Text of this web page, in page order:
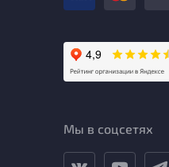
Мы в соцсетях